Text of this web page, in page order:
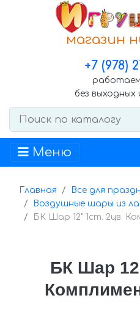
магазин
+7 (978)
работаем
без выходных
Меню
Главная Все для
Воздушные шары из
БК Шар 12" 1ст. 2цв.
БК Шар